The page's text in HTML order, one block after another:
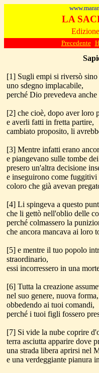
LA
Precedente
[1] Sugli empi si riversò
uno sdegno implacabile,
perché Dio prevedeva
[2] che cioè, dopo aver loro
e averli fatti in fretta partire,
cambiato proposito, li
[3] Mentre infatti erano
e piangevano sulle tombe
presero un'altra decisione
e inseguirono come fuggitivi
coloro che già avevan
[4] Li spingeva a questo
che li gettò nell'oblio delle
perché colmassero la
che ancora mancava ai loro
[5] e mentre il tuo popolo
straordinario,
essi incorressero in una
[6] Tutta la creazione
nel suo genere, nuova forma,
obbedendo ai tuoi comandi,
perché i tuoi figli fossero
[7] Si vide la nube coprire
terra asciutta apparire dove
una strada libera aprirsi nel
e una verdeggiante pianura